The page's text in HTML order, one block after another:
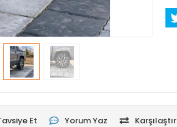
Et Yorum Yaz Karşılaştır